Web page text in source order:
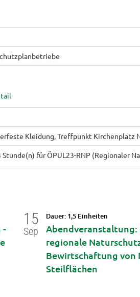
Kleidung, Treffpunkt Kirchenplatz
für ÖPUL23-RNP (Regionaler
-
15
Sep
Dauer: 1,5 Einheiten
Abendveranstaltung:
regionale
Bewirtschaftung von
Steilflächen